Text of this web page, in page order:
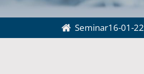
Seminar16-01-22